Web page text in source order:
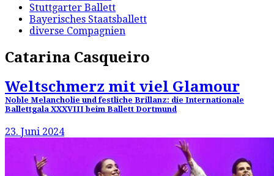
Stuttgarter Ballett
Bayerisches Staatsballett
diverse Compagnien
Catarina Casqueiro
Weltschmerz mit viel Glamour
Noble Melancholie und festliche Brillanz: die Internationale
Ballettgala XXXVIII beim Ballett Dortmund
23. Juni 2024